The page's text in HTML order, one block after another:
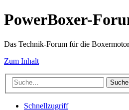
PowerBoxer-
Das Technik-Forum für die
Zum Inhalt
Suche
Schnellzugriff